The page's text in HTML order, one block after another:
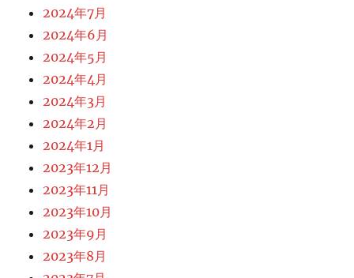
2024年7月
2024年6月
2024年5月
2024年4月
2024年3月
2024年2月
2024年1月
2023年12月
2023年11月
2023年10月
2023年9月
2023年8月